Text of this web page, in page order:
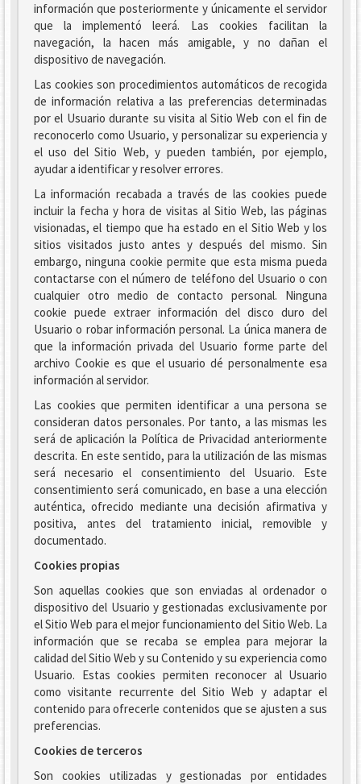
información que posteriormente y únicamente el servidor
que la implementó leerá. Las cookies facilitan la
navegación, la hacen más amigable, y no dañan el
dispositivo de navegación.
Las cookies son procedimientos automáticos de recogida
de información relativa a las preferencias determinadas
por el Usuario durante su visita al Sitio Web con el fin de
reconocerlo como Usuario, y personalizar su experiencia y
el uso del Sitio Web, y pueden también, por ejemplo,
ayudar a identificar y resolver errores.
La información recabada a través de las cookies puede
incluir la fecha y hora de visitas al Sitio Web, las páginas
visionadas, el tiempo que ha estado en el Sitio Web y los
sitios visitados justo antes y después del mismo. Sin
embargo, ninguna cookie permite que esta misma pueda
contactarse con el número de teléfono del Usuario o con
cualquier otro medio de contacto personal. Ninguna
cookie puede extraer información del disco duro del
Usuario o robar información personal. La única manera de
que la información privada del Usuario forme parte del
archivo Cookie es que el usuario dé personalmente esa
información al servidor.
Las cookies que permiten identificar a una persona se
consideran datos personales. Por tanto, a las mismas les
será de aplicación la Política de Privacidad anteriormente
descrita. En este sentido, para la utilización de las mismas
será necesario el consentimiento del Usuario. Este
consentimiento será comunicado, en base a una elección
auténtica, ofrecido mediante una decisión afirmativa y
positiva, antes del tratamiento inicial, removible y
documentado.
Cookies propias
Son aquellas cookies que son enviadas al ordenador o
dispositivo del Usuario y gestionadas exclusivamente por
el Sitio Web para el mejor funcionamiento del Sitio Web. La
información que se recaba se emplea para mejorar la
calidad del Sitio Web y su Contenido y su experiencia como
Usuario. Estas cookies permiten reconocer al Usuario
como visitante recurrente del Sitio Web y adaptar el
contenido para ofrecerle contenidos que se ajusten a sus
preferencias.
Cookies de terceros
Son cookies utilizadas y gestionadas por entidades